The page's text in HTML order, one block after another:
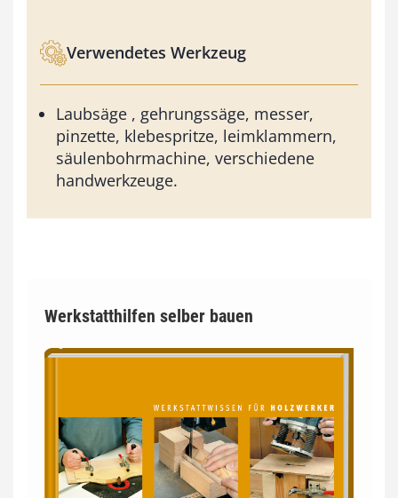
Verwendetes Werkzeug
Laubsäge , gehrungssäge, messer,
pinzette, klebespritze, leimklammern,
säulenbohrmachine, verschiedene
handwerkzeuge.
Werkstatthilfen selber bauen